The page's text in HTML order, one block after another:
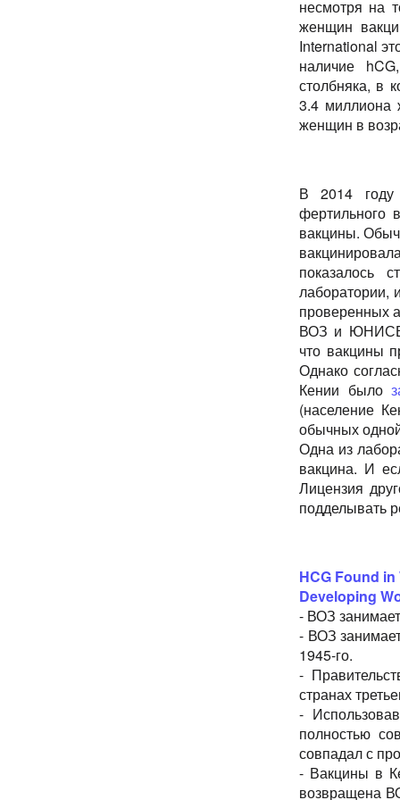
несмотря на
женщин
International
наличие
столбняка, в
3.4 миллиона
женщин в
В 2014
фертильного
вакцины.
показалось
лаборатории,
проверенных
ВОЗ и
что вакцины
Однако
Кении было
(население
обычных
Одна из
вакцина. И
Лицензия
подделывать
HCG Found
Developing
- ВОЗ
- ВОЗ
1945-го.
-
странах
-
полностью
совпадал с
- Вакцины в
возвращена